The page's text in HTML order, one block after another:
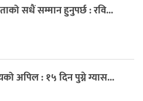
सधैं सम्मान हुनुपर्छ : रवि...
अपिल : १५ दिन पुग्ने ग्यास...